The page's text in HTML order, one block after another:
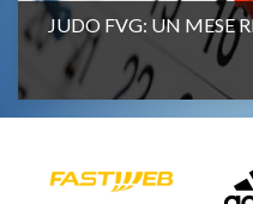
JUDO FVG: UN MESE